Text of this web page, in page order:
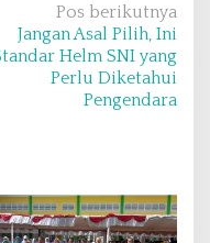
Pos berikutnya
Jangan Asal Pilih, Ini
Helm SNI yang
Perlu Diketahui
Pengendara